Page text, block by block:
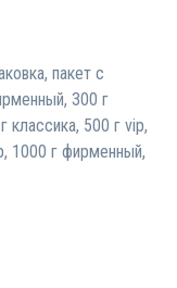
пакет с
300 г
классика, 500 г vip,
1000 г фирменный,